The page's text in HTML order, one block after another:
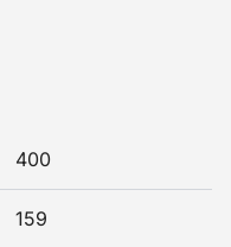
400
159